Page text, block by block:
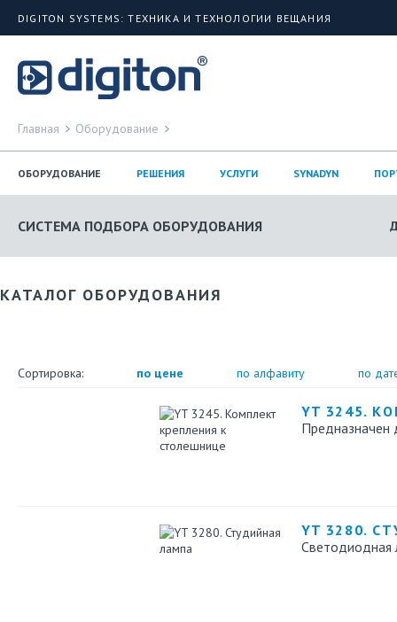
DIGITON SYSTEMS: ТЕХНИКА И ТЕХНОЛОГИИ ВЕЩАНИЯ
Главная Оборудование
ОБОРУДОВАНИЕ РЕШЕНИЯ УСЛУГИ SYNADYN
СИСТЕМА ПОДБОРА ОБОРУДОВАНИЯ
КАТАЛОГ ОБОРУДОВАНИЯ
Сортировка: по цене по алфавиту по
YT 3245.
Предназначен
YT 3280.
Светодиодная